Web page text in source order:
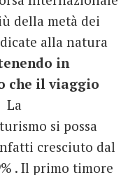
della metà dei
alla natura
in
che il viaggio
La
si possa
cresciuto dal
. Il primo timore